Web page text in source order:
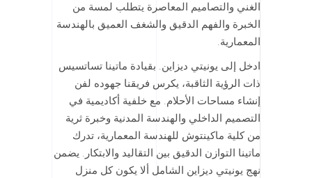
الغني والتصاميم المعاصرة يتطلب لمسة من
الخبرة والفهم الدقيق والشغف العميق بالهندسة
المعمارية.
ادخل إلى يونيتي ديزاين. بقيادة ماتينا تساتسيس
ذات الرؤية الثاقبة، يكرس فريقنا جهوده لفن
إنشاء مساحات الأحلام. مع خلفية أكاديمية في
التصميم الداخلي والهندسة المدنية وخبرة ثرية
من كلية ماكينتوش للهندسة المعمارية، تدرك
ماتينا التوازن الدقيق بين التقاليد والابتكار. يضمن
نهج يونيتي ديزاين الشامل ألا يكون كل منزل